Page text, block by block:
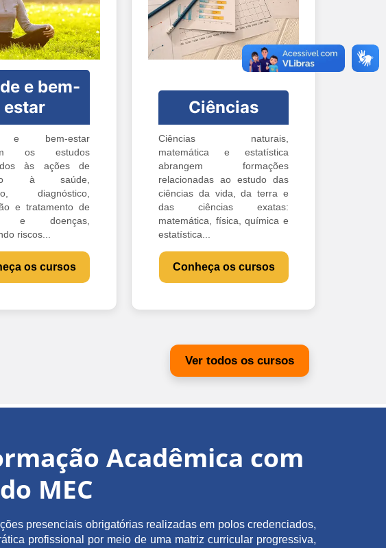
e bem-
estar
e bem-estar
os estudos
às ações de
à saúde,
diagnóstico,
e tratamento de
e doenças,
riscos...
os cursos
Ciências
Ciências naturais,
matemática e estatística
abrangem formações
relacionadas ao estudo das
ciências da vida, da terra e
das ciências exatas:
matemática, física, química e
estatística...
Conheça os cursos
Ver todos os cursos
Acadêmica com
MEC
presenciais obrigatórias realizadas em polos credenciados,
profissional por meio de uma matriz curricular progressiva,